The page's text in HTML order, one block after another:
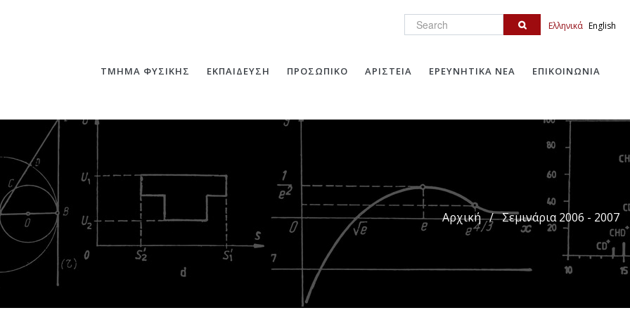
Search Ελληνικά English
ΤΜΗΜΑ ΦΥΣΙΚΗΣ ΕΚΠΑΙΔΕΥΣΗ ΠΡΟΣΩΠΙΚΟ ΑΡΙΣΤΕΙΑ ΕΡΕΥΝΗΤΙΚΑ ΝΕΑ ΕΠΙΚΟΙΝΩΝΙΑ
Αρχική / Σεμινάρια 2006 - 2007